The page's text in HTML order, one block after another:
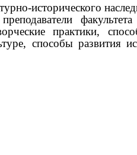
исторического
практики,
способы развития